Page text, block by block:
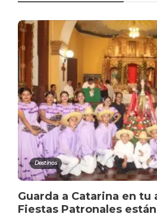
Destinos
Guarda a Catarina en tu
Fiestas Patronales